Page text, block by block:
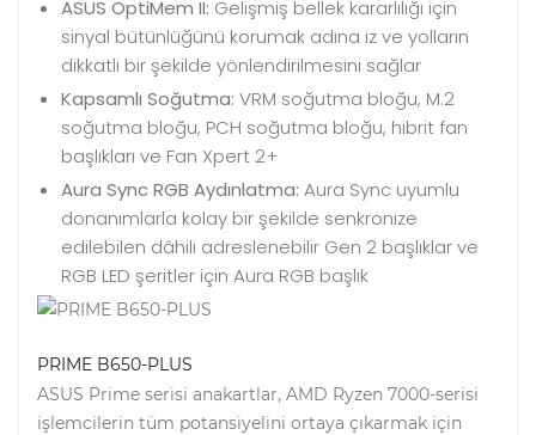
ASUS OptiMem II: Gelişmiş bellek kararlılığı için
sinyal bütünlüğünü korumak adına iz ve yolların
dikkatli bir şekilde yönlendirilmesini sağlar
Kapsamlı Soğutma: VRM soğutma bloğu, M.2
soğutma bloğu, PCH soğutma bloğu, hibrit fan
başlıkları ve Fan Xpert 2+
Aura Sync RGB Aydınlatma: Aura Sync uyumlu
donanımlarla kolay bir şekilde senkronize
edilebilen dâhili adreslenebilir Gen 2 başlıklar ve
RGB LED şeritler için Aura RGB başlık
PRIME B650-PLUS
ASUS Prime serisi anakartlar, AMD Ryzen 7000-serisi
işlemcilerin tüm potansiyelini ortaya çıkarmak için